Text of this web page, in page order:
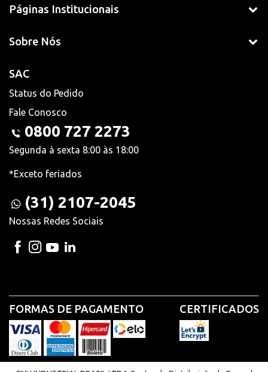
Páginas Institucionais
Sobre Nós
SAC
Status do Pedido
Fale Conosco
0800 727 2273
Segunda à sexta 8:00 às 18:00
*Exceto feriados
(31) 2107-2045
Nossas Redes Sociais
FORMAS DE PAGAMENTO CERTIFICADOS